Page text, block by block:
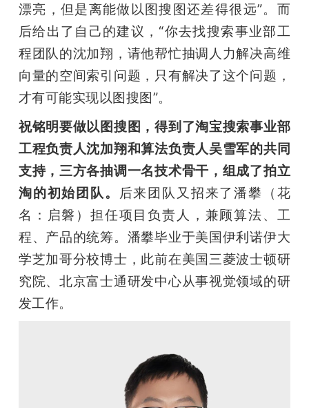
漂亮，但是离能做以图搜图还差得很远”。而
后给出了自己的建议，“你去找搜索事业部工
程团队的沈加翔，请他帮忙抽调人力解决高维
向量的空间索引问题，只有解决了这个问题，
才有可能实现以图搜图”。
祝铭明要做以图搜图，得到了淘宝搜索事业部
工程负责人沈加翔和算法负责人吴雪军的共同
支持，三方各抽调一名技术骨干，组成了拍立
淘的初始团队。 后来团队又招来了潘攀（花
名：启磐）担任项目负责人，兼顾算法、工
程、产品的统筹。潘攀毕业于美国伊利诺伊大
学芝加哥分校博士，此前在美国三菱波士顿研
究院、北京富士通研发中心从事视觉领域的研
发工作。